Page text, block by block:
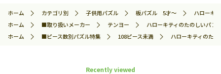
ホーム カテゴリ別 子供用パズル 板パズル 5才～
ハローキ
ホーム
■取り扱いメーカー テンヨー
ハローキティのたのしいパ
ホーム
■ピース数別パズル特集 108ピース未満 ハローキティのた
Recently viewed